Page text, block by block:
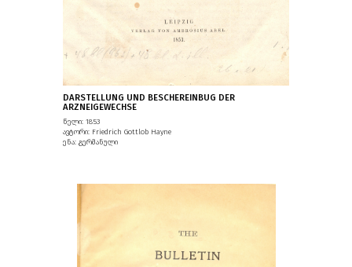
DARSTELLUNG UND BESCHEREINBUG DER
ARZNEIGEWECHSE
წელი: 1853
ავტორი: Friedrich Gottlob Hayne
ენა: გერმანული